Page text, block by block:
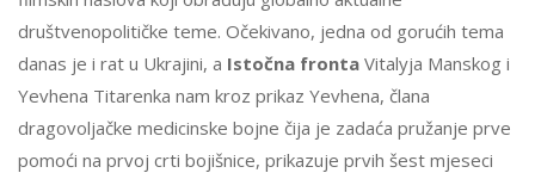
društvenopolitičke teme. Očekivano, jedna od gorućih tema
danas je i rat u Ukrajini, a Istočna fronta Vitalyja Manskog i
Yevhena Titarenka nam kroz prikaz Yevhena, člana
dragovoljačke medicinske bojne čija je zadaća pružanje prve
pomoći na prvoj crti bojišnice, prikazuje prvih šest mjeseci